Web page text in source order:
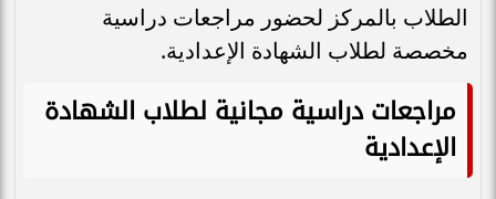
الطلاب بالمركز لحضور مراجعات دراسية
مخصصة لطلاب الشهادة الإعدادية.
مراجعات دراسية مجانية لطلاب الشهادة
الإعدادية